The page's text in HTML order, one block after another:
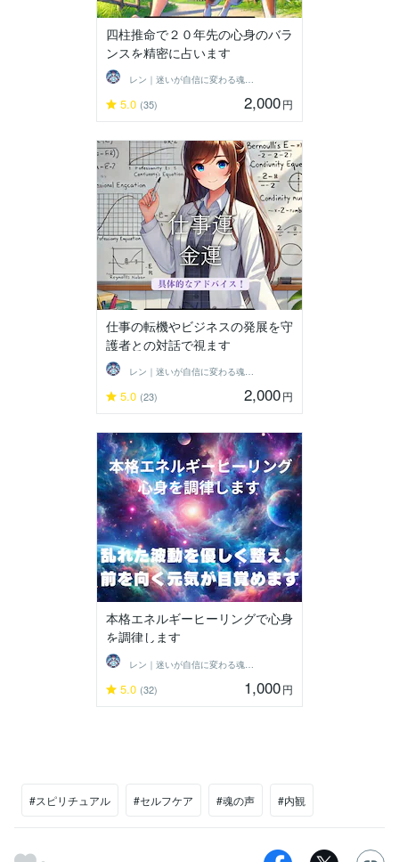
四柱推命で２０年先の心身のバラ
ンスを精密に占います
レン｜迷いが自信に変わる魂の守護霊鑑定
5.0 (35) 2,000円
仕事の転機やビジネスの発展を守
護者との対話で視ます
レン｜迷いが自信に変わる魂の守護霊鑑定
5.0 (23) 2,000円
本格エネルギーヒーリングで心身
を調律します
5.0 (32) 1,000円
#スピリチュアル #セルフケア #魂の声 #内観